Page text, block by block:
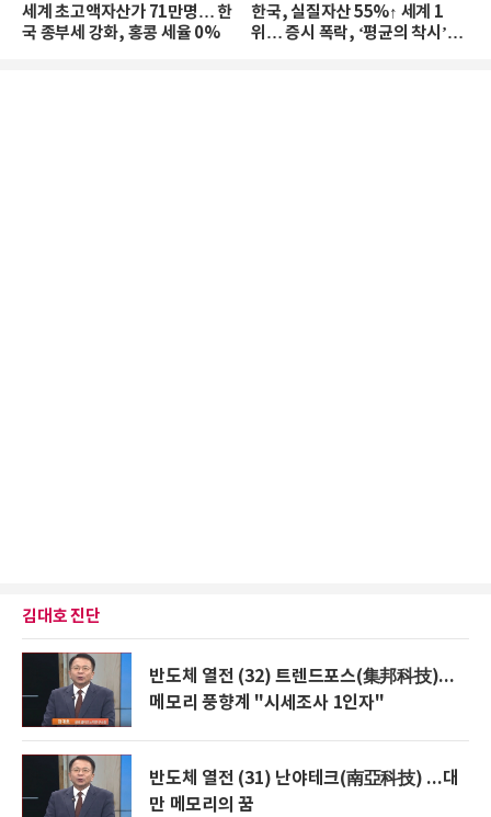
세계 초고액자산가 71만명… 한
국 종부세 강화, 홍콩 세율 0%
한국, 실질자산 55%↑ 세계 1
위… 증시 폭락, ‘평균의 착시’와
김대호 진단
반도체 열전 (32) 트렌드포스(集邦科技)...
메모리 풍향계 "시세조사 1인자"
반도체 열전 (31) 난야테크(南亞科技) ...대
만 메모리의 꿈